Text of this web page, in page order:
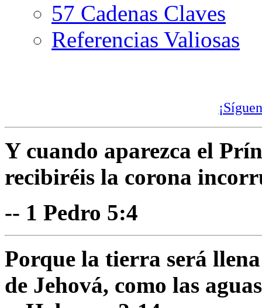
57 Cadenas Claves
Referencias Valiosas
Y cuando aparezca el
recibiréis la corona
-- 1 Pedro 5:4
Porque la tierra será
de Jehová, como las